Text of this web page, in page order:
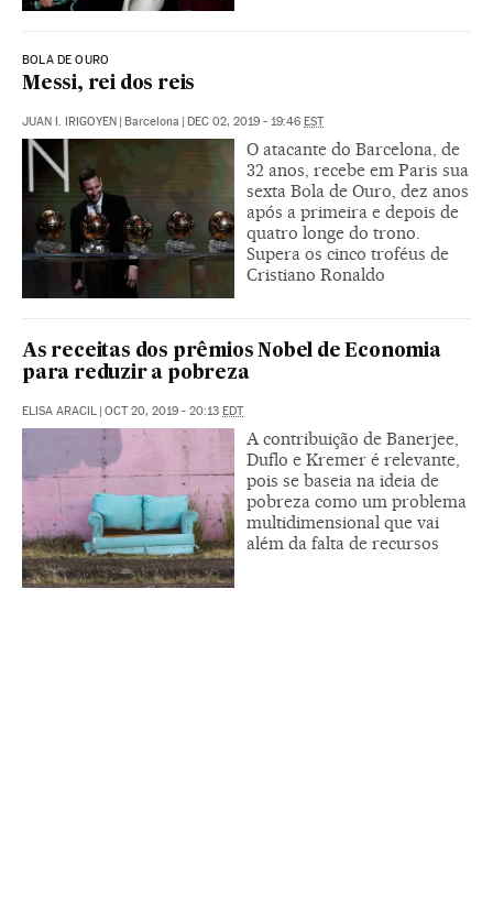
BOLA DE OURO
Messi, rei dos reis
JUAN I. IRIGOYEN | Barcelona | DEC 02, 2019 - 19:46 EST
O atacante do Barcelona, de
32 anos, recebe em Paris sua
sexta Bola de Ouro, dez anos
após a primeira e depois de
quatro longe do trono.
Supera os cinco troféus de
Cristiano Ronaldo
As receitas dos prêmios Nobel de Economia
para reduzir a pobreza
ELISA ARACIL | OCT 20, 2019 - 20:13 EDT
A contribuição de Banerjee,
Duflo e Kremer é relevante,
pois se baseia na ideia de
pobreza como um problema
multidimensional que vai
além da falta de recursos